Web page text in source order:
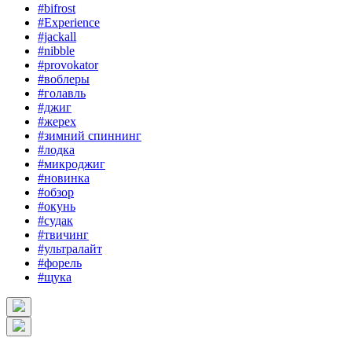
#bifrost
#Experience
#jackall
#nibble
#provokator
#воблеры
#голавль
#джиг
#жерех
#зимний спиннинг
#лодка
#микроджиг
#новинка
#обзор
#окунь
#судак
#твичинг
#ультралайт
#форель
#щука